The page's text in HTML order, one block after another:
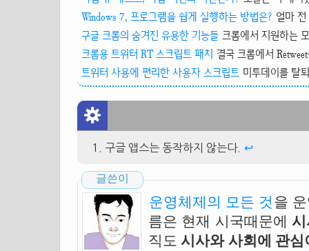
Windows 7, 프로그램을 쉽게 실행하는 방법은? 얼마 전
구글 크롬의 숨겨진 유용한 기능들 크롬에서 지원하는
크롬용 트위터 RT 스크립트 패치 결국 크롬에서
트위터 사용에 편리한 사용자 스크립트 미투데이를 탈
구글 앱스는 동작하지 않는다. ↩
글쓴이
운영체제의 모든 것 을
름은 현재 시국때문에
직도 시사와 사회에 관